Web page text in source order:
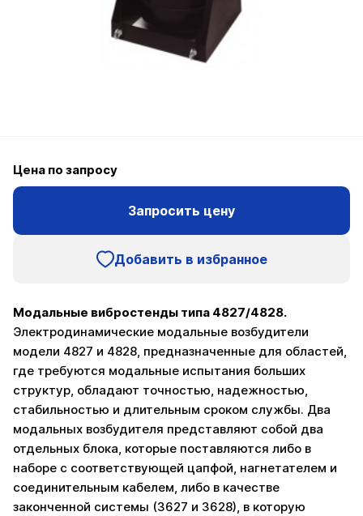
Цена по запросу
Запросить цену
Добавить в избранное
Модальные вибростенды типа 4827/4828.
Электродинамические модальные возбудители
модели 4827 и 4828, предназначенные для областей,
где требуются модальные испытания больших
структур, обладают точностью, надежностью,
стабильностью и длительным сроком службы. Два
модальных возбудителя представляют собой два
отдельных блока, которые поставляются либо в
наборе с соответствующей цапфой, нагнетателем и
соединительным кабелем, либо в качестве
законченной системы (3627 и 3628), в которую